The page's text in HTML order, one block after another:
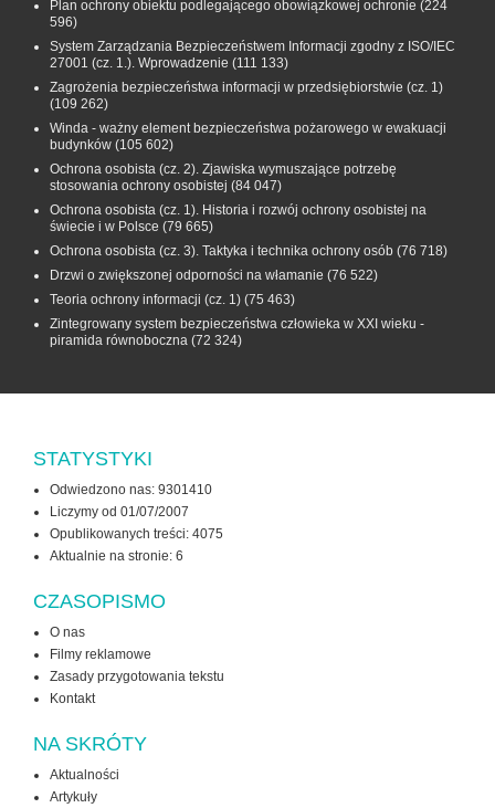
Plan ochrony obiektu podlegającego obowiązkowej ochronie (224
596)
System Zarządzania Bezpieczeństwem Informacji zgodny z ISO/IEC
27001 (cz. 1.). Wprowadzenie (111 133)
Zagrożenia bezpieczeństwa informacji w przedsiębiorstwie (cz. 1)
(109 262)
Winda - ważny element bezpieczeństwa pożarowego w ewakuacji
budynków (105 602)
Ochrona osobista (cz. 2). Zjawiska wymuszające potrzebę
stosowania ochrony osobistej (84 047)
Ochrona osobista (cz. 1). Historia i rozwój ochrony osobistej na
świecie i w Polsce (79 665)
Ochrona osobista (cz. 3). Taktyka i technika ochrony osób (76 718)
Drzwi o zwiększonej odporności na włamanie (76 522)
Teoria ochrony informacji (cz. 1) (75 463)
Zintegrowany system bezpieczeństwa człowieka w XXI wieku -
piramida równoboczna (72 324)
STATYSTYKI
Odwiedzono nas: 9301410
Liczymy od 01/07/2007
Opublikowanych treści: 4075
Aktualnie na stronie: 6
CZASOPISMO
O nas
Filmy reklamowe
Zasady przygotowania tekstu
Kontakt
NA SKRÓTY
Aktualności
Artykuły